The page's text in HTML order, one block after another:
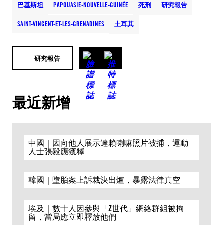
巴基斯坦 PAPOUASIE-NOUVELLE-GUINÉE 死刑 研究報告
SAINT-VINCENT-ET-LES-GRENADINES 土耳其
研究報告
最近新增
中國｜因向他人展示達賴喇嘛照片被捕，運動
人士張毅應獲釋
韓國｜墮胎案上訴裁決出爐，暴露法律真空
埃及｜數十人因參與「Z世代」網絡群組被拘
留，當局應立即釋放他們